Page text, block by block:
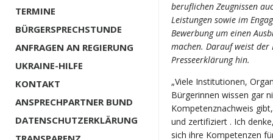
TERMINE
BÜRGERSPRECHSTUNDE
ANFRAGEN AN REGIERUNG
UKRAINE-HILFE
KONTAKT
ANSPRECHPARTNER BUND
DATENSCHUTZERKLÄRUNG
beruflichen Zeugnissen
Leistungen sowie im
Bewerbung um einen
machen. Darauf weist
Presseerklärung hin.
„Viele Institutionen,
Bürgerinnen wissen gar
Kompetenznachweis
und zertifiziert . Ich
sich ihre Kompetenzen